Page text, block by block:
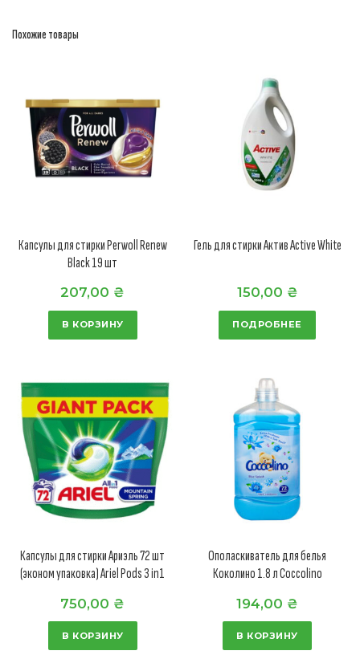
Похожие товары
Капсулы для стирки Perwoll Renew
Black 19 шт
207,00 ₴
В КОРЗИНУ
Гель для стирки Актив Active White
150,00 ₴
ПОДРОБНЕЕ
Капсулы для стирки Ариэль 72 шт
(эконом упаковка) Ariel Pods 3 in1
750,00 ₴
В КОРЗИНУ
Ополаскиватель для белья
Коколино 1.8 л Coccolino
194,00 ₴
В КОРЗИНУ